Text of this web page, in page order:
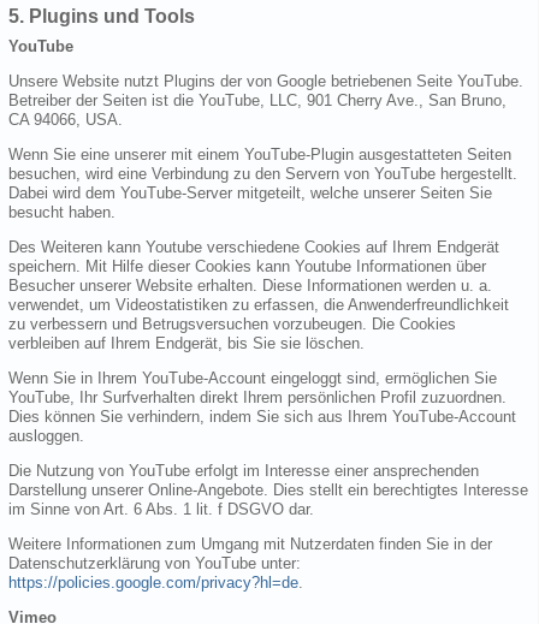
5. Plugins und Tools
YouTube
Unsere Website nutzt Plugins der von Google betriebenen Seite YouTube.
Betreiber der Seiten ist die YouTube, LLC, 901 Cherry Ave., San Bruno,
CA 94066, USA.
Wenn Sie eine unserer mit einem YouTube-Plugin ausgestatteten Seiten
besuchen, wird eine Verbindung zu den Servern von YouTube hergestellt.
Dabei wird dem YouTube-Server mitgeteilt, welche unserer Seiten Sie
besucht haben.
Des Weiteren kann Youtube verschiedene Cookies auf Ihrem Endgerät
speichern. Mit Hilfe dieser Cookies kann Youtube Informationen über
Besucher unserer Website erhalten. Diese Informationen werden u. a.
verwendet, um Videostatistiken zu erfassen, die Anwenderfreundlichkeit
zu verbessern und Betrugsversuchen vorzubeugen. Die Cookies
verbleiben auf Ihrem Endgerät, bis Sie sie löschen.
Wenn Sie in Ihrem YouTube-Account eingeloggt sind, ermöglichen Sie
YouTube, Ihr Surfverhalten direkt Ihrem persönlichen Profil zuzuordnen.
Dies können Sie verhindern, indem Sie sich aus Ihrem YouTube-Account
ausloggen.
Die Nutzung von YouTube erfolgt im Interesse einer ansprechenden
Darstellung unserer Online-Angebote. Dies stellt ein berechtigtes Interesse
im Sinne von Art. 6 Abs. 1 lit. f DSGVO dar.
Weitere Informationen zum Umgang mit Nutzerdaten finden Sie in der
Datenschutzerklärung von YouTube unter:
https://policies.google.com/privacy?hl=de
Vimeo